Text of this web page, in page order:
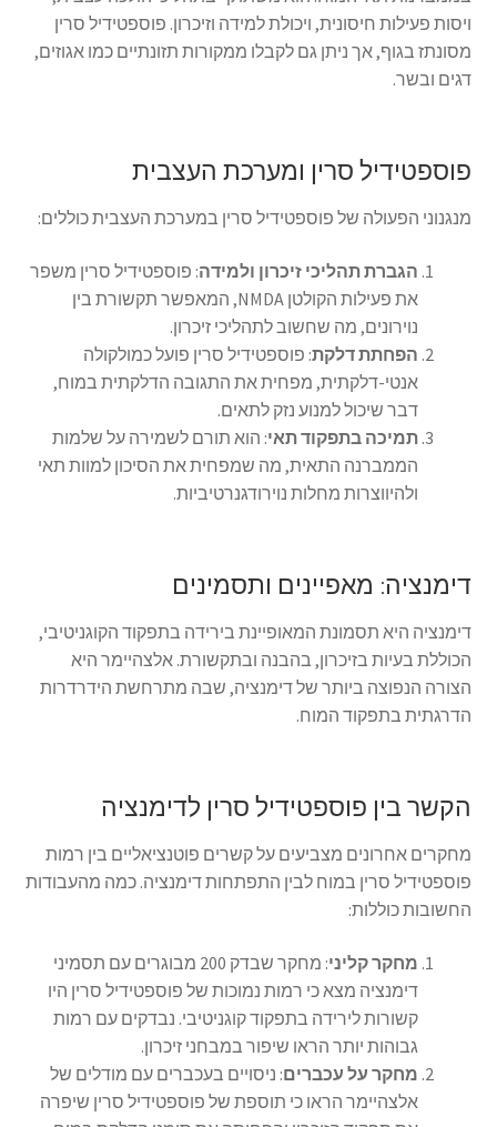
ויסות פעילות חיסונית, ויכולת למידה וזיכרון. פוספטידיל סרין
מסונתז בגוף, אך ניתן גם לקבלו ממקורות תזונתיים כמו אגוזים,
דגים ובשר.
פוספטידיל סרין ומערכת העצבית
מנגנוני הפעולה של פוספטידיל סרין במערכת העצבית כוללים:
הגברת תהליכי זיכרון ולמידה: פוספטידיל סרין משפר
את פעילות הקולטן NMDA, המאפשר תקשורת בין
נוירונים, מה שחשוב לתהליכי זיכרון.
הפחתת דלקת: פוספטידיל סרין פועל כמולקולה
אנטי-דלקתית, מפחית את התגובה הדלקתית במוח,
דבר שיכול למנוע נזק לתאים.
תמיכה בתפקוד תאי: הוא תורם לשמירה על שלמות
הממברנה התאית, מה שמפחית את הסיכון למוות תאי
ולהיווצרות מחלות נוירודגנרטיביות.
דימנציה: מאפיינים ותסמינים
דימנציה היא תסמונת המאופיינת בירידה בתפקוד הקוגניטיבי,
הכוללת בעיות בזיכרון, בהבנה ובתקשורת. אלצהיימר היא
הצורה הנפוצה ביותר של דימנציה, שבה מתרחשת הידרדרות
הדרגתית בתפקוד המוח.
הקשר בין פוספטידיל סרין לדימנציה
מחקרים אחרונים מצביעים על קשרים פוטנציאליים בין רמות
פוספטידיל סרין במוח לבין התפתחות דימנציה. כמה מהעבודות
החשובות כוללות:
מחקר קליני
: מחקר שבדק 200 מבוגרים עם תסמיני
דימנציה מצא כי רמות נמוכות של פוספטידיל סרין היו
קשורות לירידה בתפקוד קוגניטיבי. נבדקים עם רמות
גבוהות יותר הראו שיפור במבחני זיכרון.
מחקר על עכברים: ניסויים בעכברים עם מודלים של
אלצהיימר הראו כי תוספת של פוספטידיל סרין שיפרה